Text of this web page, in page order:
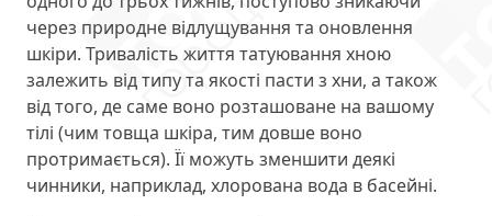
через природне відлущування та оновлення
шкіри. Тривалість життя татуювання хною
залежить від типу та якості пасти з хни, а також
від того, де саме воно розташоване на вашому
тілі (чим товща шкіра, тим довше воно
протримається). Її можуть зменшити деякі
чинники, наприклад, хлорована вода в басейні.